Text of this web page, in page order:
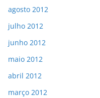
agosto 2012
julho 2012
junho 2012
maio 2012
abril 2012
março 2012